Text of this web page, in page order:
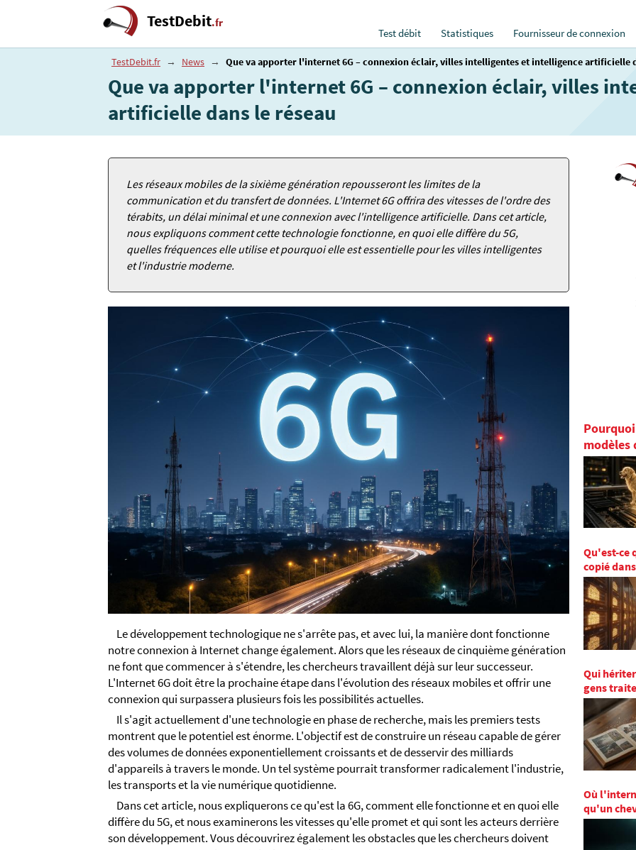
TestDebit.fr
Test débit Statistiques Fournisseur de connexion
TestDebit.fr → News → Que va apporter l'internet 6G – connexion éclair, villes intelligentes et intelligence artificielle
Que va apporter l'internet 6G – connexion éclair, villes
artificielle dans le réseau
Les réseaux mobiles de la sixième génération repousseront les limites de la
communication et du transfert de données. L'Internet 6G offrira des vitesses de l'ordre des
térabits, un délai minimal et une connexion avec l'intelligence artificielle. Dans cet article,
nous expliquons comment cette technologie fonctionne, en quoi elle diffère du 5G,
quelles fréquences elle utilise et pourquoi elle est essentielle pour les villes intelligentes
et l'industrie moderne.
Le développement technologique ne s'arrête pas, et avec lui, la manière dont fonctionne
notre connexion à Internet change également. Alors que les réseaux de cinquième génération
ne font que commencer à s'étendre, les chercheurs travaillent déjà sur leur successeur.
L'Internet 6G doit être la prochaine étape dans l'évolution des réseaux mobiles et offrir une
connexion qui surpassera plusieurs fois les possibilités actuelles.
Il s'agit actuellement d'une technologie en phase de recherche, mais les premiers tests
montrent que le potentiel est énorme. L'objectif est de construire un réseau capable de gérer
des volumes de données exponentiellement croissants et de desservir des milliards
d'appareils à travers le monde. Un tel système pourrait transformer radicalement l'industrie,
les transports et la vie numérique quotidienne.
Dans cet article, nous expliquerons ce qu'est la 6G, comment elle fonctionne et en quoi elle
diffère du 5G, et nous examinerons les vitesses qu'elle promet et qui sont les acteurs derrière
son développement. Vous découvrirez également les obstacles que les chercheurs doivent
modèles
Qu'est-ce
copié
Qui
gens
Où
qu'un